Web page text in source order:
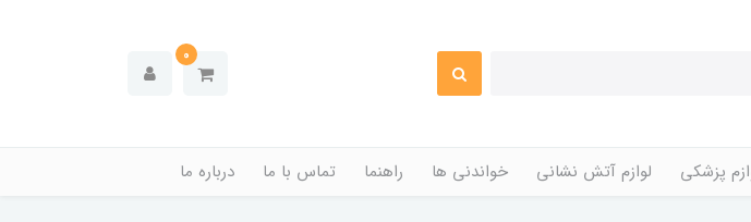
0
پزشکی لوازم آتش نشانی خواندنی ها راهنما تماس با ما درباره ما